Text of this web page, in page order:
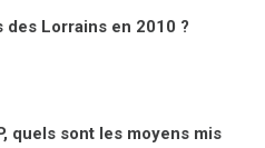
Lorrains en 2010 ?
quels sont les moyens mis